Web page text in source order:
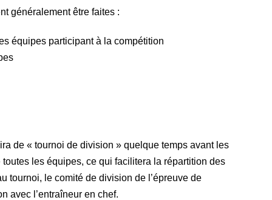
généralement être faites :
équipes participant à la compétition
de « tournoi de division » quelque temps avant les
les équipes, ce qui facilitera la répartition des
tournoi, le comité de division de l’épreuve de
avec l’entraîneur en chef.